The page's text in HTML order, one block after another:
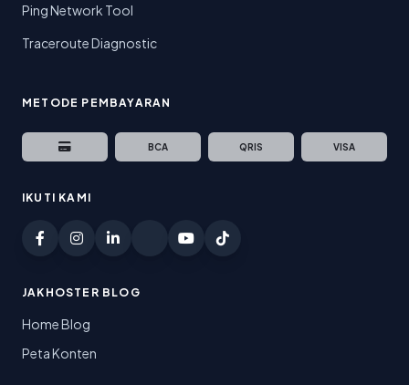
Ping Network Tool
Traceroute Diagnostic
METODE PEMBAYARAN
BCA QRIS VISA
IKUTI KAMI
JAKHOSTER BLOG
Home Blog
Peta Konten